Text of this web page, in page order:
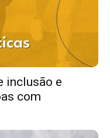
inclusão e
com